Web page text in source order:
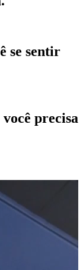
se sentir
você precisa